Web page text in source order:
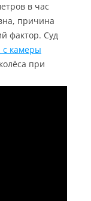
в час
причина
фактор. Суд
с камеры
при